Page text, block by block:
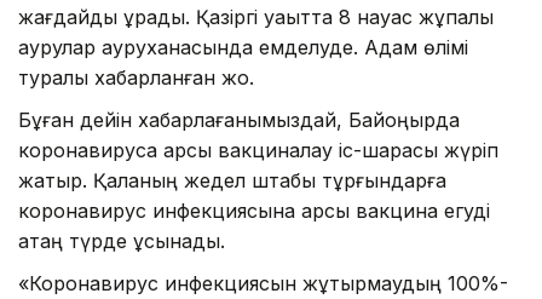
жағдайды құрады. Қазіргі уақытта 8 науқас жұқпалы
аурулар ауруханасында емделуде. Адам өлімі
туралы хабарланған жоқ.
Бұған дейін хабарлағанымыздай, Байқоңырда
коронавирусқа қарсы вакциналау іс-шарасы жүріп
жатыр. Қаланың жедел штабы тұрғындарға
коронавирус инфекциясына қарсы вакцина егуді
қатаң түрде ұсынады.
«Коронавирус инфекциясын жұқтырмаудың 100%-